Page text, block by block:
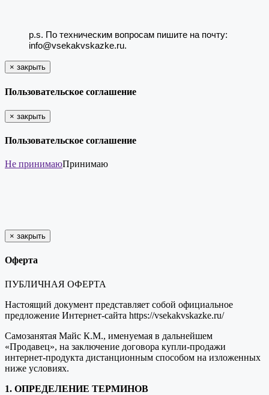
p.s. По техническим вопросам пишите на почту:
info@vsekakvskazke.ru.
× закрыть
Пользовательское соглашение
× закрыть
Пользовательское соглашение
Не принимаюПринимаю
× закрыть
Оферта
ПУБЛИЧНАЯ ОФЕРТА
Настоящий документ представляет собой официальное
предложение Интернет-сайта https://vsekakvskazke.ru/
Самозанятая Майс К.М., именуемая в дальнейшем
«Продавец», на заключение договора купли-продажи
интернет-продукта дистанционным способом на изложенных
ниже условиях.
1. ОПРЕДЕЛЕНИЕ ТЕРМИНОВ